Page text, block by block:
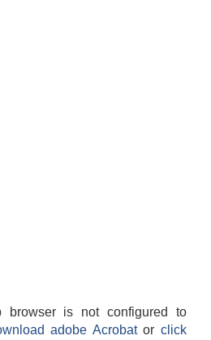
browser is not configured to
adobe Acrobatorclick